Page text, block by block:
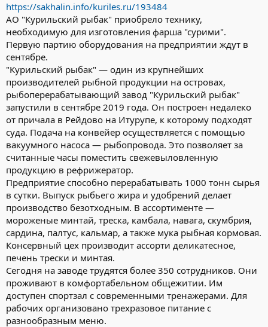
https://sakhalin.info/kuriles.ru/193484
АО "Курильский рыбак" приобрело технику,
необходимую для изготовления фарша "сурими".
Первую партию оборудования на предприятии ждут в
сентябре.
"Курильский рыбак" — один из крупнейших
производителей рыбной продукции на островах,
рыбоперерабатывающий завод "Курильский рыбак"
запустили в сентябре 2019 года. Он построен недалеко
от причала в Рейдово на Итурупе, к которому подходят
суда. Подача на конвейер осуществляется с помощью
вакуумного насоса — рыбопровода. Это позволяет за
считанные часы поместить свежевыловленную
продукцию в рефрижератор.
Предприятие способно перерабатывать 1000 тонн сырья
в сутки. Выпуск рыбьего жира и удобрений делает
производство безотходным. В ассортименте —
мороженые минтай, треска, камбала, навага, скумбрия,
сардина, палтус, кальмар, а также мука рыбная кормовая.
Консервный цех производит ассорти деликатесное,
печень трески и минтая.
Сегодня на заводе трудятся более 350 сотрудников. Они
проживают в комфортабельном общежитии. Им
доступен спортзал с современными тренажерами. Для
рабочих организовано трехразовое питание с
разнообразным меню.